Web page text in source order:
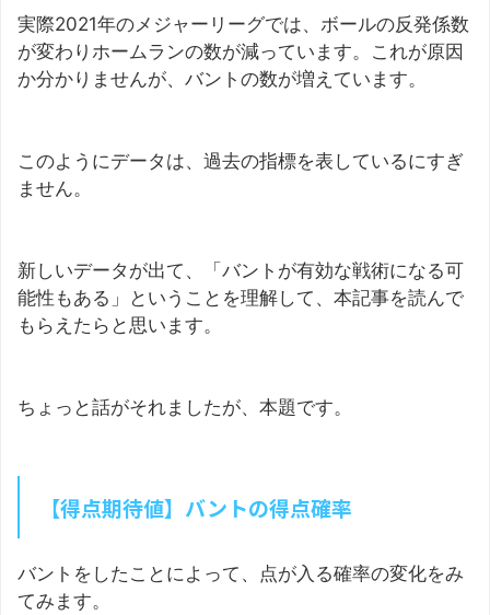
実際2021年のメジャーリーグでは、ボールの反発係数
が変わりホームランの数が減っています。これが原因
か分かりませんが、バントの数が増えています。
このようにデータは、過去の指標を表しているにすぎ
ません。
新しいデータが出て、「バントが有効な戦術になる可
能性もある」ということを理解して、本記事を読んで
もらえたらと思います。
ちょっと話がそれましたが、本題です。
【得点期待値】バントの得点確率
バントをしたことによって、点が入る確率の変化をみ
てみます。